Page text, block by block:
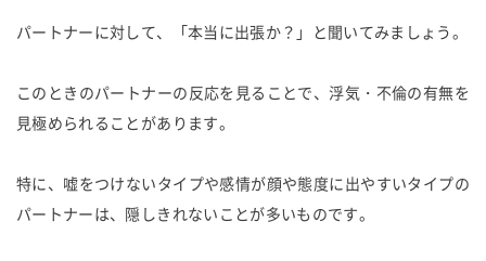
パートナーに対して、「本当に出張か？」と聞いてみましょう。
このときのパートナーの反応を見ることで、浮気・不倫の有無を
見極められることがあります。
特に、嘘をつけないタイプや感情が顔や態度に出やすいタイプの
パートナーは、隠しきれないことが多いものです。